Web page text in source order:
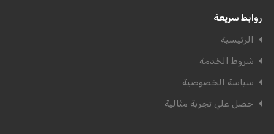
روابط سريعة
الرئيسية
شروط الخدمة
سياسة الخصوصية
حصل علي تجربة مثالية